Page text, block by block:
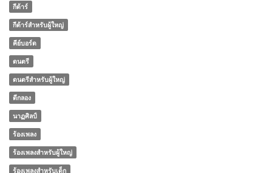
กีต้าร์
กีต้าร์สำหรับผู้ใหญ่
คีย์บอร์ด
ดนตรี
ดนตรีสำหรับผู้ใหญ่
ตีกลอง
นาฏศิลป์
ร้องเพลง
ร้องเพลงสำหรับผู้ใหญ่
ร้องเพลงสำหรับเด็ก